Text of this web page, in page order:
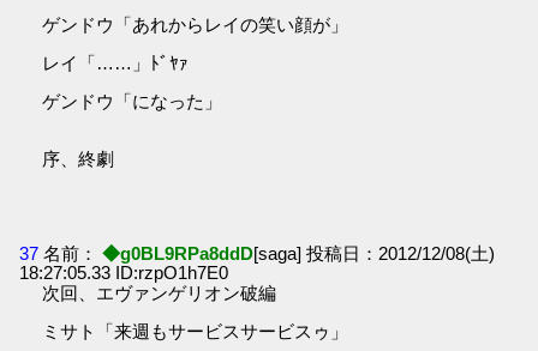
ゲンドウ「あれからレイの笑い顔が」
レイ「……」ﾄﾞﾔｧ
ゲンドウ「になった」
序、終劇
37 名前： ◆g0BL9RPa8ddD[saga] 投稿日：2012/12/08(土)
18:27:05.33 ID:rzpO1h7E0
次回、エヴァンゲリオン破編
ミサト「来週もサービスサービスゥ」